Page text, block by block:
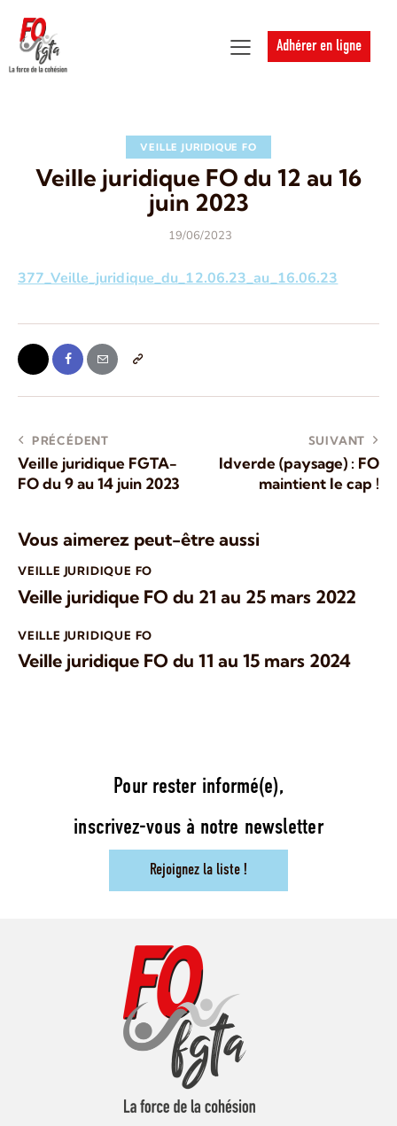
Adhérer en ligne
VEILLE JURIDIQUE FO
Veille juridique FO du 12 au 16
juin 2023
19/06/2023
377_Veille_juridique_du_12.06.23_au_16.06.23
PRÉCÉDENT
Veille juridique FGTA-
FO du 9 au 14 juin 2023
SUIVANT
Idverde (paysage) : FO
maintient le cap !
Vous aimerez peut-être aussi
VEILLE JURIDIQUE FO
Veille juridique FO du 21 au 25 mars 2022
VEILLE JURIDIQUE FO
Veille juridique FO du 11 au 15 mars 2024
Pour rester informé(e),
inscrivez-vous à notre newsletter
Rejoignez la liste !